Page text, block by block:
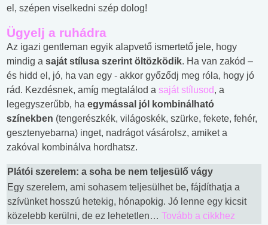
el, szépen viselkedni szép dolog!
Ügyelj a ruhádra
Az igazi gentleman egyik alapvető ismertető jele, hogy
mindig a saját stílusa szerint öltözködik. Ha van zakód –
és hidd el, jó, ha van egy - akkor győződj meg róla, hogy jó
rád. Kezdésnek, amíg megtalálod a saját stílusod, a
legegyszerűbb, ha egymással jól kombinálható
színekben (tengerészkék, világoskék, szürke, fekete, fehér,
gesztenyebarna) inget, nadrágot vásárolsz, amiket a
zakóval kombinálva hordhatsz.
Plátói szerelem: a soha be nem teljesülő vágy
Egy szerelem, ami sohasem teljesülhet be, fájdíthatja a
szívünket hosszú hetekig, hónapokig. Jó lenne egy kicsit
közelebb kerülni, de ez lehetetlen… Tovább a cikkhez